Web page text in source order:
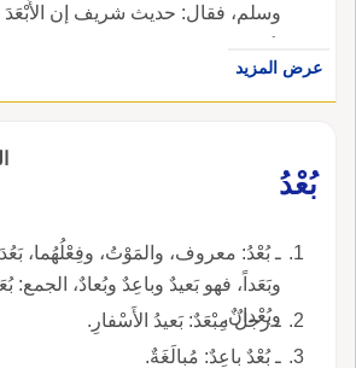
وسلم، فقال: حديث شريف إن الأَبْعَدَ
يكني عن نفسه.
عرض المزيد
بُعْدُ
ـ بُعْدُ: معروف، والمَوْتُ، وفِعْلُهُما، بَعُدَ
وبَعَداً، فهو بَعيدٌ وباعِدٌ وبُعادٌ، الجمع:
وبُعْدانٌ.
ـ رجلٌ مِبْعَدٌ: بَعيدُ الأَسْفارِ.
ـ بُعْدٌ باعِدٌ: مُبالَغَةٌ.